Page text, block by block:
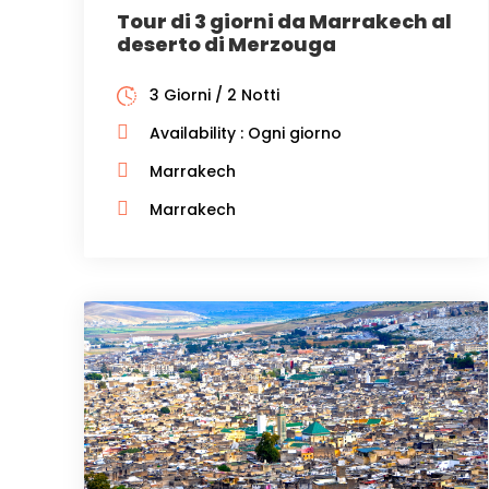
Tour di 3 giorni da Marrakech al
deserto di Merzouga
3 Giorni / 2 Notti
Availability : Ogni giorno
Marrakech
Marrakech